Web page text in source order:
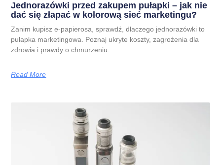
Jednorazówki przed zakupem pułapki – jak nie
dać się złapać w kolorową sieć marketingu?
Zanim kupisz e-papierosa, sprawdź, dlaczego jednorazówki to
pułapka marketingowa. Poznaj ukryte koszty, zagrożenia dla
zdrowia i prawdy o chmurzeniu.
Read More